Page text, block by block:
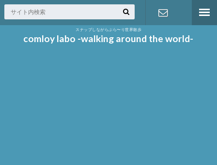
スナップしながらぶら〜り世界散歩
comloy labo -walking around the world-
お問い合わ